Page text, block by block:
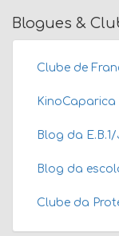
Blogues &
Clube de
KinoCaparica
Blog da
Blog da
Clube da